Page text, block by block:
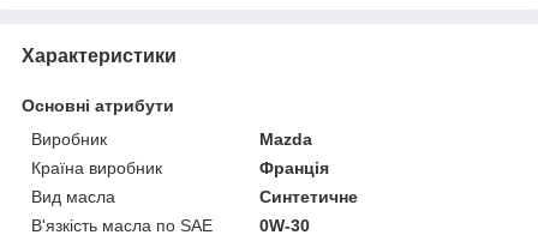
Характеристики
Основні атрибути
Виробник
Mazda
Країна виробник
Франція
Вид масла
Синтетичне
В'язкість масла по SAE
0W-30